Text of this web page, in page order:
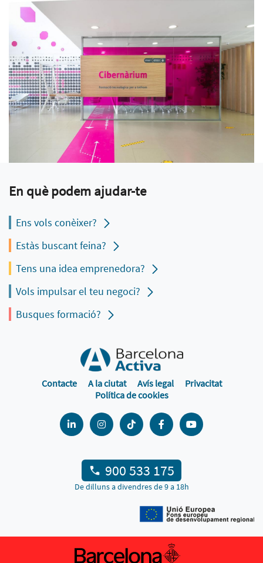
En què podem ajudar-te
Ens vols conèixer?
Estàs buscant feina?
Tens una idea emprenedora?
Vols impulsar el teu negoci?
Busques formació?
Contacte A la ciutat Avís legal
Privacitat
Política de cookies
900 533 175
De dilluns a divendres de 9 a 18h